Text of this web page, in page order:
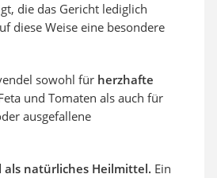
die das Gericht lediglich
diese Weise eine besondere
sowohl für herzhafte
und Tomaten als auch für
ausgefallene
als natürliches Heilmittel. Ein